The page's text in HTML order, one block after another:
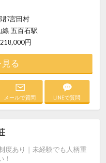
郡宮田村
五百石駅
円
る
メールで質問 LINEで質問
度あり｜未経験でも人柄重
！